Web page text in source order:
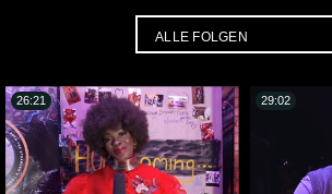
26:21 29:02